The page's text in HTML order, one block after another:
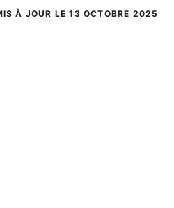
À JOUR LE 13 OCTOBRE 2025